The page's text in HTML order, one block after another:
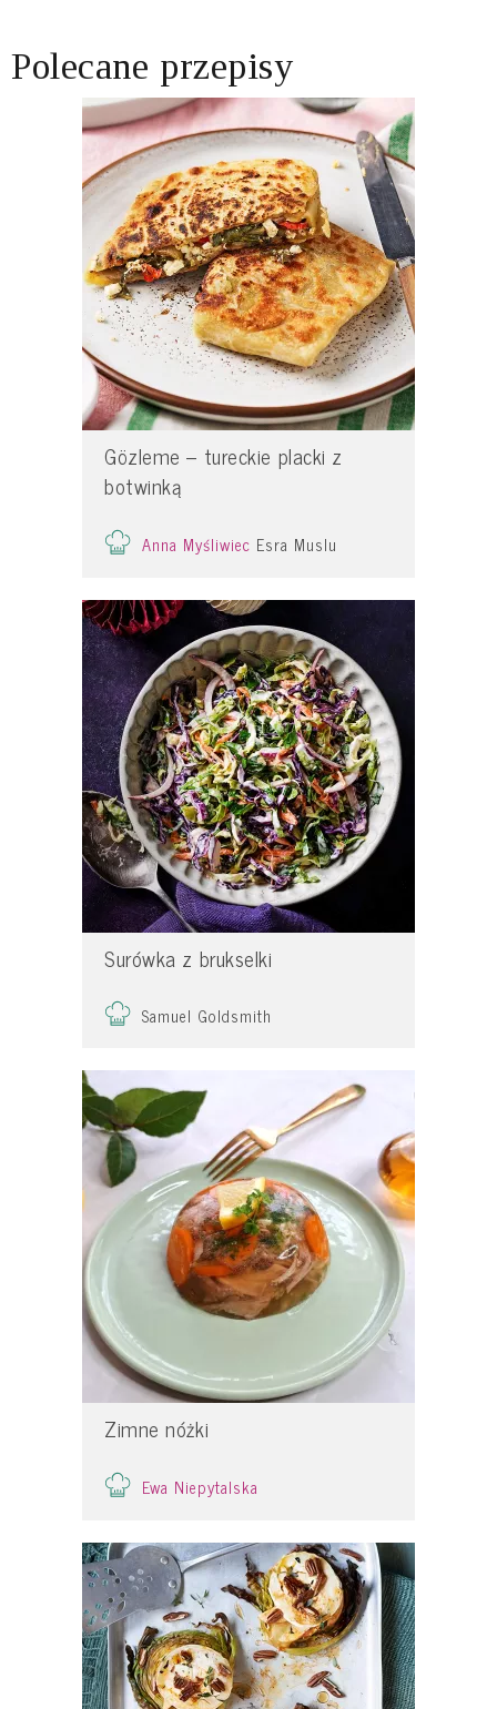
Polecane przepisy
Gözleme – tureckie placki z
botwinką
Anna Myśliwiec Esra Muslu
Surówka z brukselki
Samuel Goldsmith
Zimne nóżki
Ewa Niepytalska